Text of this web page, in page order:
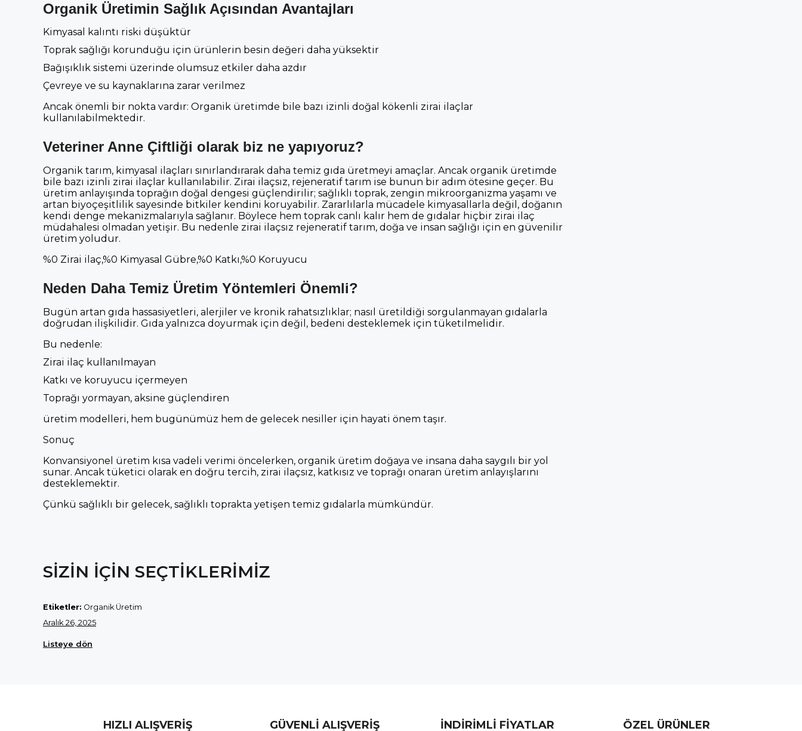
Organik Üretimin Sağlık Açısından Avantajları
Kimyasal kalıntı riski düşüktür
Toprak sağlığı korunduğu için ürünlerin besin değeri daha yüksektir
Bağışıklık sistemi üzerinde olumsuz etkiler daha azdır
Çevreye ve su kaynaklarına zarar verilmez
Ancak önemli bir nokta vardır: Organik üretimde bile bazı izinli doğal kökenli zirai ilaçlar
kullanılabilmektedir.
Veteriner Anne Çiftliği olarak biz ne yapıyoruz?
Organik tarım, kimyasal ilaçları sınırlandırarak daha temiz gıda üretmeyi amaçlar. Ancak organik üretimde
bile bazı izinli zirai ilaçlar kullanılabilir. Zirai ilaçsız, rejeneratif tarım ise bunun bir adım ötesine geçer. Bu
üretim anlayışında toprağın doğal dengesi güçlendirilir; sağlıklı toprak, zengin mikroorganizma yaşamı ve
artan biyoçeşitlilik sayesinde bitkiler kendini koruyabilir. Zararlılarla mücadele kimyasallarla değil, doğanın
kendi denge mekanizmalarıyla sağlanır. Böylece hem toprak canlı kalır hem de gıdalar hiçbir zirai ilaç
müdahalesi olmadan yetişir. Bu nedenle zirai ilaçsız rejeneratif tarım, doğa ve insan sağlığı için en güvenilir
üretim yoludur.
%0 Zirai ilaç,%0 Kimyasal Gübre,%0 Katkı,%0 Koruyucu
Neden Daha Temiz Üretim Yöntemleri Önemli?
Bugün artan gıda hassasiyetleri, alerjiler ve kronik rahatsızlıklar; nasıl üretildiği sorgulanmayan gıdalarla
doğrudan ilişkilidir. Gıda yalnızca doyurmak için değil, bedeni desteklemek için tüketilmelidir.
Bu nedenle:
Zirai ilaç kullanılmayan
Katkı ve koruyucu içermeyen
Toprağı yormayan, aksine güçlendiren
üretim modelleri, hem bugünümüz hem de gelecek nesiller için hayati önem taşır.
Sonuç
Konvansiyonel üretim kısa vadeli verimi öncelerken, organik üretim doğaya ve insana daha saygılı bir yol
sunar. Ancak tüketici olarak en doğru tercih, zirai ilaçsız, katkısız ve toprağı onaran üretim anlayışlarını
desteklemektir.
Çünkü sağlıklı bir gelecek, sağlıklı toprakta yetişen temiz gıdalarla mümkündür.
SİZİN İÇİN SEÇTİKLERİMİZ
Etiketler: Organik Üretim
Aralık 26, 2025
Listeye dön
HIZLI ALIŞVERİŞ GÜVENLİ ALIŞVERİŞ İNDİRİMLİ FİYATLAR ÖZEL ÜRÜNLER